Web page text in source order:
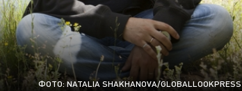
ФОТО: NATALIA SHAKHANOVA/GLOBALLOOKPRESS